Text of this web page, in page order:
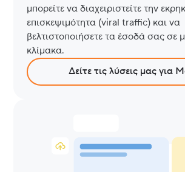
μπορείτε να διαχειριστείτε την
επισκεψιμότητα (viral traffic) και να
βελτιστοποιήσετε τα έσοδά σας σε
κλίμακα.
Δείτε τις λύσεις μας για